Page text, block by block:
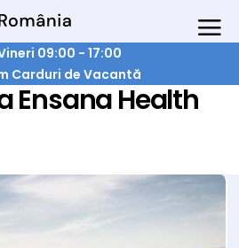
09:00 - 17:00
Carduri de Vacantă
Ensana Health